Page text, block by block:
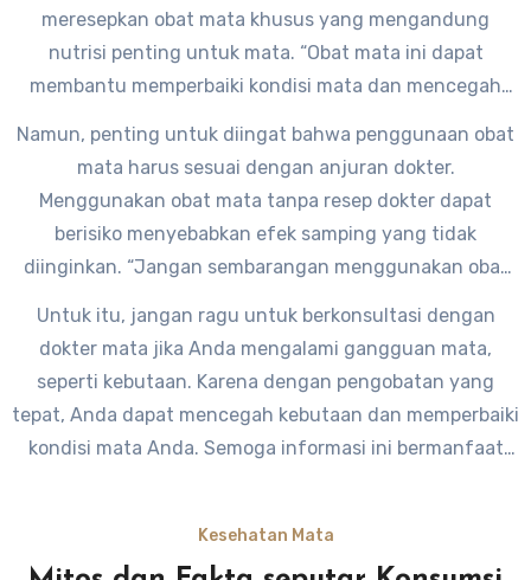
meresepkan obat mata khusus yang mengandung
nutrisi penting untuk mata. “Obat mata ini dapat
membantu memperbaiki kondisi mata dan mencegah
Namun, penting untuk diingat bahwa penggunaan obat
mata harus sesuai dengan anjuran dokter.
Menggunakan obat mata tanpa resep dokter dapat
berisiko menyebabkan efek samping yang tidak
diinginkan. “Jangan sembarangan menggunakan obat
mata memerlukan penanganan yang berbeda-beda,”
tegas dr. Andini.
Untuk itu, jangan ragu untuk berkonsultasi dengan
dokter mata jika Anda mengalami gangguan mata,
seperti kebutaan. Karena dengan pengobatan yang
tepat, Anda dapat mencegah kebutaan dan memperbaiki
kondisi mata Anda. Semoga informasi ini bermanfaat
Kesehatan Mata